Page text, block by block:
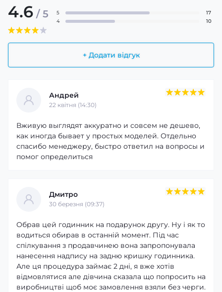
4.6 / 5
+ Додати відгук
5
17
4
10
Андрей
22 квітня (14:30)
Вживую выглядят аккуратно и совсем не дешево,
как иногда бывает у простых моделей. Отдельно
спасибо менеджеру, быстро ответил на вопросы и
помог определиться
Дмитро
30 березня (09:37)
Обрав цей годинник на подарунок другу. Ну і як то
водиться обирав в останній момент. Під час
спілкування з продавчинею вона запропонувала
нанесення надпису на задню кришку годинника.
Але ця процедура займає 2 дні, я вже хотів
відмовлятися але дівчина сказала що попросить на
виробництві щоб моє замовлення взяли без черги.